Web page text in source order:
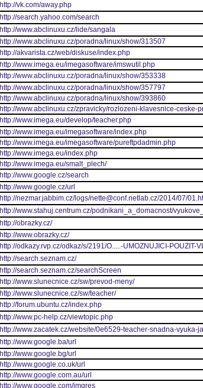
http://vk.com/away.php
http://search.yahoo.com/search
http://www.abclinuxu.cz/lide/sangala
http://www.abclinuxu.cz/poradna/linux/show/313507
http://akvarista.cz/web/diskuse/index.php
http://www.imega.eu/imegasoftware/imswutil.php
http://www.abclinuxu.cz/poradna/linux/show/353338
http://www.abclinuxu.cz/poradna/linux/show/357797
http://www.abclinuxu.cz/poradna/linux/show/393860
http://www.abclinuxu.cz/zpravicky/rozlozeni-klavesnice-ceske-
http://www.imega.eu/develop/teacher.php
http://www.imega.eu/imegasoftware/index.php
http://www.imega.eu/imegasoftware/pureftpdadmin.php
http://www.imega.eu/index.php
http://www.imega.eu/smalt_plech/
http://www.google.cz/search
http://www.google.cz/url
http://nezmar.jabbim.cz/logs/nette@conf.netlab.cz/2014/07/
http://www.stahuj.centrum.cz/podnikani_a_domacnost/
http://obrazky.cz/
http://www.obrazky.cz/
http://odkazy.rvp.cz/odkaz/s/2191/O.....-UMOZNUJICI-POUZIT-
http://search.seznam.cz/
http://search.seznam.cz/searchScreen
http://www.slunecnice.cz/sw/prevod-meny/
http://www.slunecnice.cz/sw/teacher/
http://forum.ubuntu.cz/index.php
http://www.pc-help.cz/viewtopic.php
http://www.zacatek.cz/website/0e6529-teacher-snadna-vyuka-
http://www.google.ba/url
http://www.google.bg/url
http://www.google.co.uk/url
http://www.google.com.au/url
http://www.google.com/imgres